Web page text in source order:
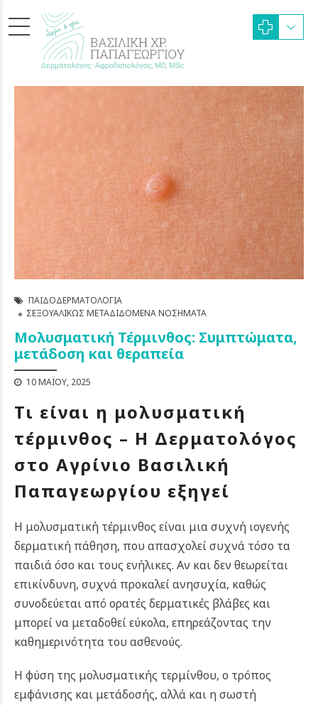
ΠΑΙΔΟΔΕΡΜΑΤΟΛΟΓΊΑ
ΣΕΞΟΥΑΛΙΚΏΣ ΜΕΤΑΔΙΔΌΜΕΝΑ ΝΟΣΉΜΑΤΑ
Μολυσματική Τέρμινθος: Συμπτώματα,
μετάδοση και θεραπεία
10 ΜΑΪ́ΟΥ, 2025
Τι είναι η μολυσματική
τέρμινθος – Η Δερματολόγος
στο Αγρίνιο Βασιλική
Παπαγεωργίου εξηγεί
Η μολυσματική τέρμινθος είναι μια συχνή ιογενής
δερματική πάθηση, που απασχολεί συχνά τόσο τα
παιδιά όσο και τους ενήλικες. Αν και δεν θεωρείται
επικίνδυνη, συχνά προκαλεί ανησυχία, καθώς
συνοδεύεται από ορατές δερματικές βλάβες και
μπορεί να μεταδοθεί εύκολα, επηρεάζοντας την
καθημερινότητα του ασθενούς.
Η φύση της μολυσματικής τερμίνθου, ο τρόπος
εμφάνισης και μετάδοσής, αλλά και η σωστή